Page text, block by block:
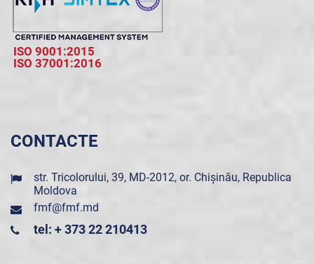
ISO 9001:2015
ISO 37001:2016
CONTACTE
str. Tricolorului, 39, MD-2012, or. Chișinău, Republica
Moldova
fmf@fmf.md
tel: + 373 22 210413